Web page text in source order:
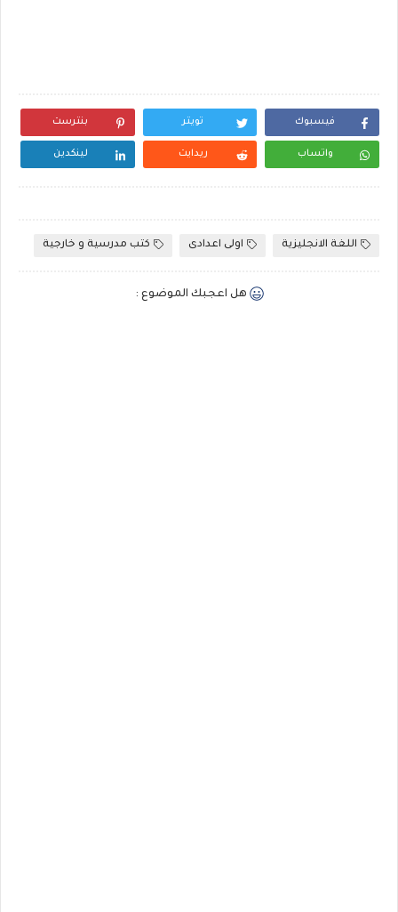
فيسبوك تويتر بنترست
واتساب ريدايت لينكدين
اللغة الانجليزية اولى اعدادى كتب مدرسية و خارجية
هل اعجبك الموضوع :